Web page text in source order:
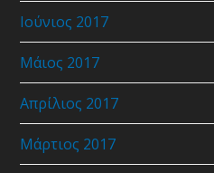
Ιούνιος 2017
Μάιος 2017
Απρίλιος 2017
Μάρτιος 2017